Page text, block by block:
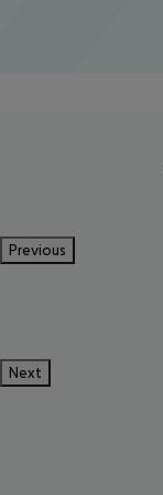
Previous
Next